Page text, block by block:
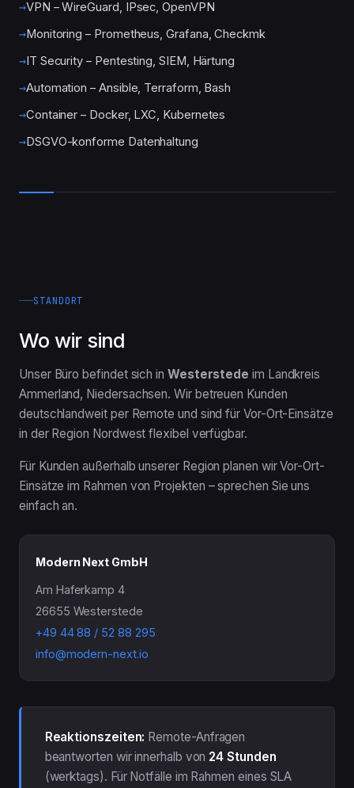
VPN – WireGuard, IPsec, OpenVPN
Monitoring – Prometheus, Grafana, Checkmk
IT Security – Pentesting, SIEM, Härtung
Automation – Ansible, Terraform, Bash
Container – Docker, LXC, Kubernetes
DSGVO-konforme Datenhaltung
STANDORT
Wo wir sind
Unser Büro befindet sich in Westerstede im Landkreis
Ammerland, Niedersachsen. Wir betreuen Kunden
deutschlandweit per Remote und sind für Vor-Ort-Einsätze
in der Region Nordwest flexibel verfügbar.
Für Kunden außerhalb unserer Region planen wir Vor-Ort-
Einsätze im Rahmen von Projekten – sprechen Sie uns
einfach an.
Modern Next GmbH
Am Haferkamp 4
26655 Westerstede
+49 44 88 / 52 88 295
info@modern-next.io
Reaktionszeiten: Remote-Anfragen
beantworten wir innerhalb von 24 Stunden
(werktags). Für Notfälle im Rahmen eines SLA